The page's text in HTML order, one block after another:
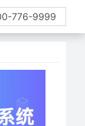
776-9999